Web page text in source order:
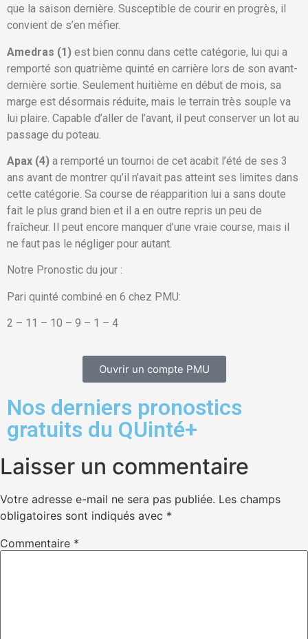
que la saison dernière. Susceptible de courir en progrès, il
convient de s’en méfier.
Amedras (1) est bien connu dans cette catégorie, lui qui a
remporté son quatrième quinté en carrière lors de son avant-
dernière sortie. Seulement huitième en début de mois, sa
marge est désormais réduite, mais le terrain très souple va
lui plaire. Capable d’aller de l’avant, il peut conserver un lot au
passage du poteau.
Apax (4) a remporté un tournoi de cet acabit l’été de ses 3
ans avant de montrer qu’il n’avait pas atteint ses limites dans
cette catégorie. Sa course de réapparition lui a sans doute
fait le plus grand bien et il a en outre repris un peu de
fraîcheur. Il peut encore manquer d’une vraie course, mais il
ne faut pas le négliger pour autant.
Notre Pronostic du jour :
Pari quinté combiné en 6 chez PMU:
2 – 11 – 10 – 9 – 1 – 4
Ouvrir un compte PMU
Nos derniers pronostics
gratuits du QUinté+
Laisser un commentaire
Votre adresse e-mail ne sera pas publiée. Les champs
obligatoires sont indiqués avec *
Commentaire *